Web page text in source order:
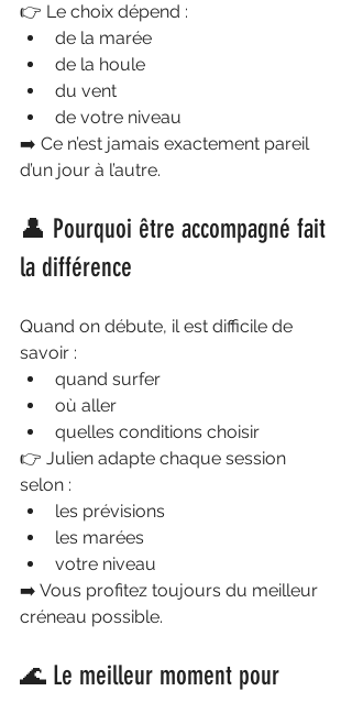
👉 Le choix dépend :
de la marée
de la houle
du vent
de votre niveau
➡️ Ce n’est jamais exactement pareil
d’un jour à l’autre.
👤 Pourquoi être accompagné fait
la différence
Quand on débute, il est difficile de
savoir :
quand surfer
où aller
quelles conditions choisir
👉 Julien adapte chaque session
selon :
les prévisions
les marées
votre niveau
➡️ Vous profitez toujours du meilleur
créneau possible.
🌊 Le meilleur moment pour